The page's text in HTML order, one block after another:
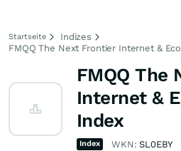
Startseite
Indizes
FMQQ The Next Frontier Internet &
FMQQ The
Internet &
Index
Index WKN:SL0EBY